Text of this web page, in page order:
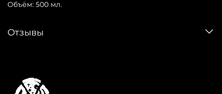
Объём: 500 мл.
Отзывы